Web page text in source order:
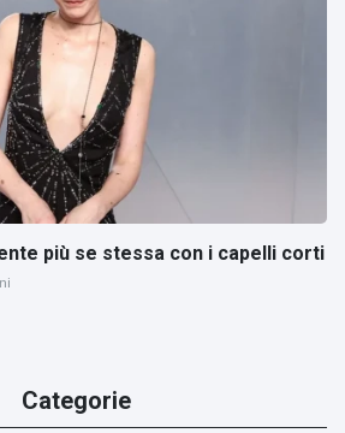
più se stessa con i capelli corti
Categorie